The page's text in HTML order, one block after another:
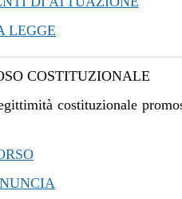
LEGGE
COSTITUZIONALE
costituzionale